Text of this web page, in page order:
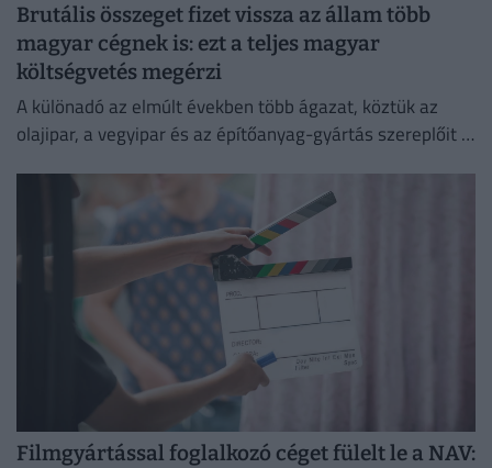
Brutális összeget fizet vissza az állam több
magyar cégnek is: ezt a teljes magyar
költségvetés megérzi
A különadó az elmúlt években több ágazat, köztük az
olajipar, a vegyipar és az építőanyag-gyártás szereplőit is
Filmgyártással foglalkozó céget fülelt le a NAV: